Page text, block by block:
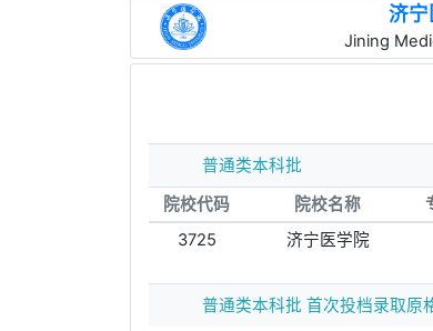
济
Jining
普通类本科批
院校代码
院校名称
3725
济宁医学院
普通类本科批 首次投档录取原